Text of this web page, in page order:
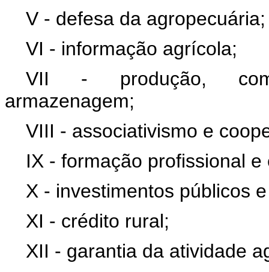
V - defesa da agropecuária;
VI - informação agrícola;
VII - produção,
armazenagem;
VIII - associativismo e
IX - formação profissional
X - investimentos públicos
XI - crédito rural;
XII - garantia da atividade